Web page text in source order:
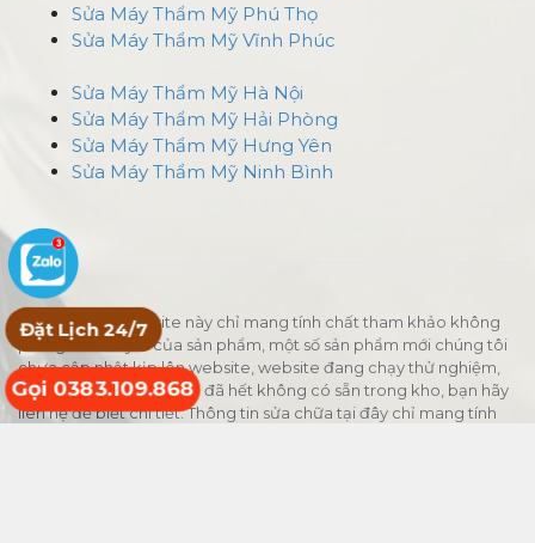
Sửa Máy Thẩm Mỹ Phú Thọ
Sửa Máy Thẩm Mỹ Vĩnh Phúc
Sửa Máy Thẩm Mỹ Hà Nội
Sửa Máy Thẩm Mỹ Hải Phòng
Sửa Máy Thẩm Mỹ Hưng Yên
Sửa Máy Thẩm Mỹ Ninh Bình
Giá cả ghi tại website này chỉ mang tính chất tham khảo không
phải giá niêm yết của sản phẩm, một số sản phẩm mới chúng tôi
chưa cập nhật kịp lên website, website đang chạy thử nghiệm,
một số sản phẩm có thể đã hết không có sẵn trong kho, bạn hãy
liên hệ để biết chi tiết. Thông tin sửa chữa tại đây chỉ mang tính
Đặt Lịch 24/7
Gọi 0383.109.868